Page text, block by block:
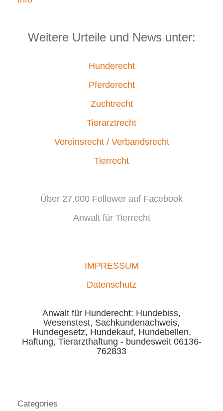
Weitere Urteile und News unter:
Hunderecht
Pferderecht
Zuchtrecht
Tierarztrecht
Vereinsrecht / Verbandsrecht
Tierrecht
Über 27.000 Follower auf Facebook
Anwalt für Tierrecht
IMPRESSUM
Datenschutz
Anwalt für Hunderecht: Hundebiss,
Wesenstest, Sachkundenachweis,
Hundegesetz, Hundekauf, Hundebellen,
Haftung, Tierarzthaftung - bundesweit 06136-
762833